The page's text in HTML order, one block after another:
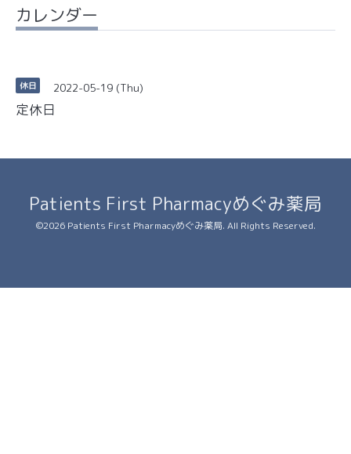
カレンダー
休日 2022-05-19 (Thu)
定休日
Patients First Pharmacyめぐみ薬局
©2026 Patients First Pharmacyめぐみ薬局. All Rights Reserved.